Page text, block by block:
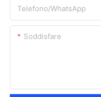
Telefono/WhatsApp
Soddisfare